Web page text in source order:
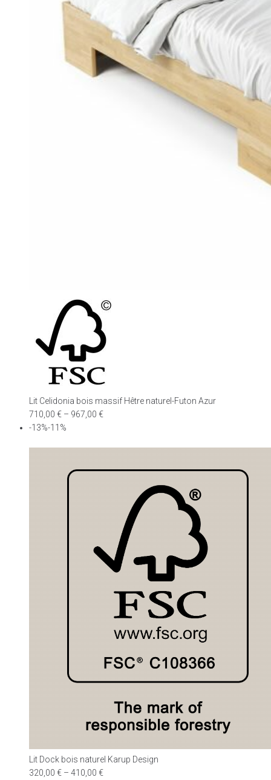
Lit Celidonia bois massif Hêtre naturel-Futon Azur
710,00 € – 967,00 €
-13%-11%
Lit Dock bois naturel Karup Design
320,00 € – 410,00 €